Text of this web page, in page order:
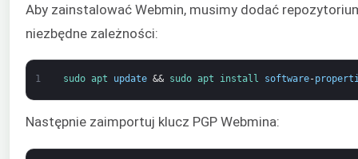
Aby zainstalować Webmin, musimy dodać
niezbędne zależności:
1 sudo apt update && sudo apt install software-
Następnie zaimportuj klucz PGP Webmina: